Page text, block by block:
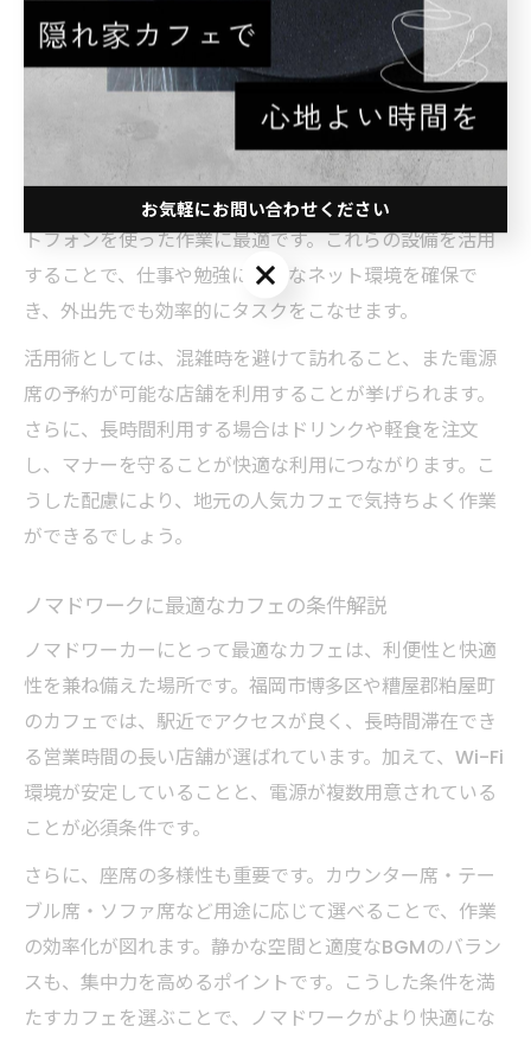
ルールや滞在時間の制限があるカフェもあるため、事前
に確認してトラブルを避けることが重要です。
Wi-Fiやコンセント完備のカフェ活用術
福岡県の博多区や糟屋郡粕屋町では、Wi-Fiやコンセン
ト完備のカフェが増えており、ノートパソコンやスマー
トフォンを使った作業に最適です。これらの設備を活用
することで、仕事や勉強に必要なネット環境を確保で
き、外出先でも効率的にタスクをこなせます。
活用術としては、混雑時を避けて訪れること、また電源
席の予約が可能な店舗を利用することが挙げられます。
さらに、長時間利用する場合はドリンクや軽食を注文
し、マナーを守ることが快適な利用につながります。こ
うした配慮により、地元の人気カフェで気持ちよく作業
ができるでしょう。
ノマドワークに最適なカフェの条件解説
ノマドワーカーにとって最適なカフェは、利便性と快適
性を兼ね備えた場所です。福岡市博多区や糟屋郡粕屋町
のカフェでは、駅近でアクセスが良く、長時間滞在でき
る営業時間の長い店舗が選ばれています。加えて、Wi-Fi
環境が安定していることと、電源が複数用意されている
ことが必須条件です。
さらに、座席の多様性も重要です。カウンター席・テー
ブル席・ソファ席など用途に応じて選べることで、作業
の効率化が図れます。静かな空間と適度なBGMのバラン
スも、集中力を高めるポイントです。こうした条件を満
たすカフェを選ぶことで、ノマドワークがより快適にな
お気軽にお問い合わせください
お気軽にお問い合わせください